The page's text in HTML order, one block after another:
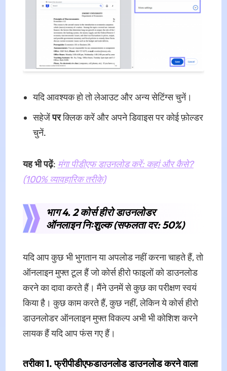
यदि आवश्यक हो तो लेआउट और अन्य सेटिंग्स चुनें।
सहेजेंपरक्लिक करें और अपने डिवाइस पर कोई फ़ोल्डर
चुनें.
यह भी पढ़ें: मंगा पीडीएफ डाउनलोड करें: कहां और कैसे?
(100% व्यावहारिक तरीके)
भाग 4. 2 कोर्स हीरो डाउनलोडर
ऑनलाइन निःशुल्क (सफलता दर: 50%)
यदि आप कुछ भी भुगतान या अपलोड नहीं करना चाहते हैं, तो
ऑनलाइन मुफ्त टूल हैं जो कोर्स हीरो फाइलों को डाउनलोड
करने का दावा करते हैं। मैंने उनमें से कुछ का परीक्षण स्वयं
किया है। कुछ काम करते हैं, कुछ नहीं, लेकिन ये कोर्स हीरो
डाउनलोडर ऑनलाइन मुफ्त विकल्प अभी भी कोशिश करने
लायक हैं यदि आप फंस गए हैं।
तरीका 1. फ्रीपीडीएफडाउनलोड डाउनलोड करने वाला